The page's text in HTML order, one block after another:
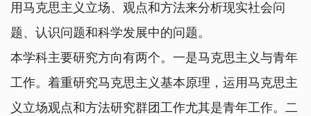
用马克思主义立场、观点和方法来分析现实社会问
题、认识问题和科学发展中的问题。
本学科主要研究方向有两个。一是马克思主义与青年
工作。着重研究马克思主义基本原理，运用马克思主
义立场观点和方法研究群团工作尤其是青年工作。二